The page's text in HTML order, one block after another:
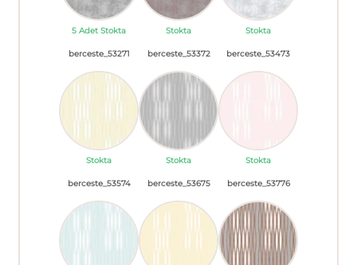
5 Adet Stokta Stokta Stokta
berceste_53271
Stokta
berceste_53372
Stokta
berceste_53473
Stokta
berceste_53574 berceste_53675 berceste_53776